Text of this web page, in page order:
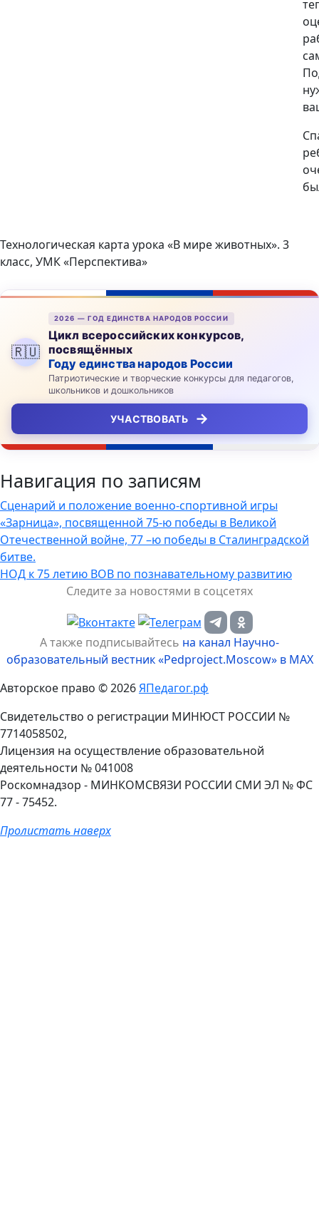
Технологическая карта урока «В мире животных». 3
класс, УМК «Перспектива»
🇷🇺
2026 — ГОД ЕДИНСТВА НАРОДОВ РОССИИ
Цикл всероссийских конкурсов,
посвящённых
Году единства народов России
Патриотические и творческие конкурсы для педагогов,
школьников и дошкольников
УЧАСТВОВАТЬ →
Навигация по записям
Сценарий и положение военно-спортивной игры
«Зарница», посвященной 75-ю победы в Великой
Отечественной войне, 77 –ю победы в Сталинградской
битве.
НОД к 75 летию ВОВ по познавательному развитию
Следите за новостями в соцсетях
А также подписывайтесь на канал Научно-
образовательный вестник «Pedproject.Moscow» в MAX
Авторское право © 2026ЯПедагог.рф
Свидетельство о регистрации МИНЮСТ РОССИИ №
7714058502,
Лицензия на осуществление образовательной
деятельности № 041008
Роскомнадзор - МИНКОМСВЯЗИ РОССИИ СМИ ЭЛ № ФС
77 - 75452.
Пролистать наверх